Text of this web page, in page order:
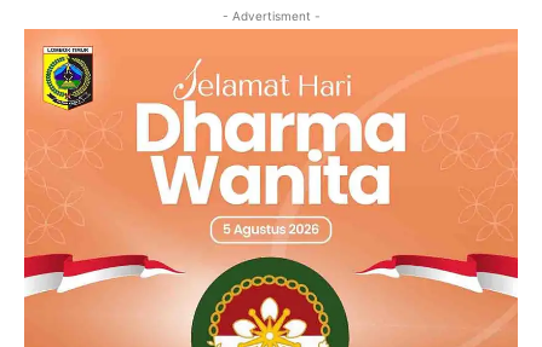
- Advertisment -